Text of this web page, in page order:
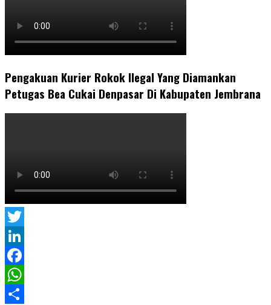
Pengakuan Kurier Rokok Ilegal Yang Diamankan
Petugas Bea Cukai Denpasar Di Kabupaten Jembrana
Twitter
LinkedIn
Facebook
WhatsApp